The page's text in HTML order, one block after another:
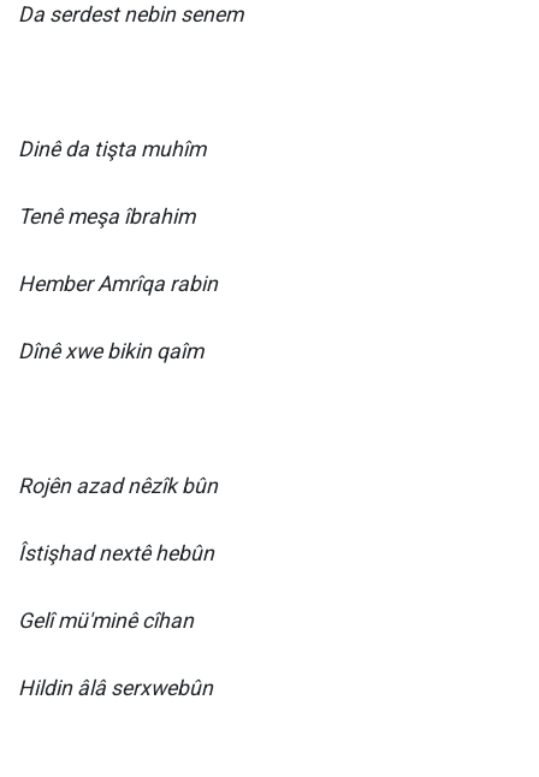
Da serdest nebin senem
Dinê da tişta muhîm
Tenê meşa îbrahim
Hember Amrîqa rabin
Dînê xwe bikin qaîm
Rojên azad nêzîk bûn
Îstişhad nextê hebûn
Gelî mü'minê cîhan
Hildin âlâ serxwebûn